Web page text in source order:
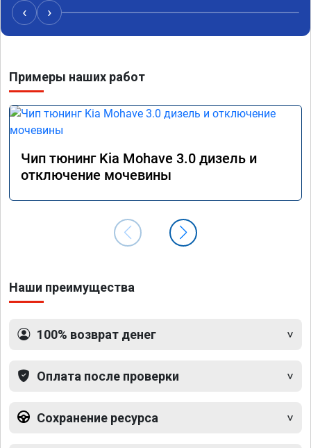
‹ ›
Примеры наших работ
Чип тюнинг Kia Mohave 3.0 дизель и
отключение мочевины
Наши преимущества
100% возврат денег
Оплата после проверки
Сохранение ресурса